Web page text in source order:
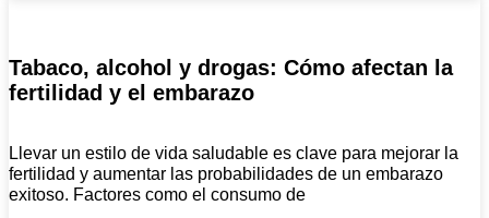
Tabaco, alcohol y drogas: Cómo afectan la
fertilidad y el embarazo
Llevar un estilo de vida saludable es clave para mejorar la
fertilidad y aumentar las probabilidades de un embarazo
exitoso. Factores como el consumo de